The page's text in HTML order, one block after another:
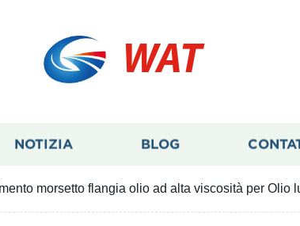
WAT
NOTIZIA BLOG
morsetto flangia olio ad alta viscosità per Olio